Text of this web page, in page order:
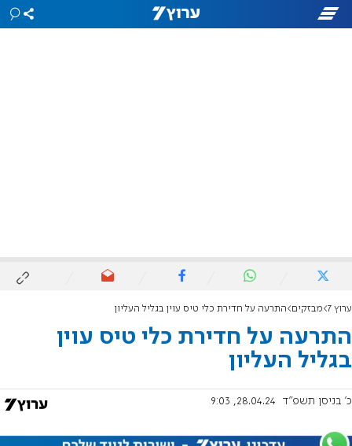
ערוץ 7 מבזקים התרעה על חדירת כלי טיס עוין בגליל העליון
התרעה על חדירת כלי טיס עוין
בגליל העליון
כ' בניסן תשפ"ד 28.04.24, 9:03